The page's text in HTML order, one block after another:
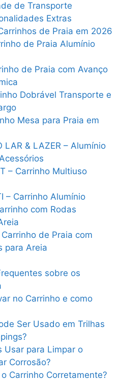
de Transporte
Extras
de Praia em 2026
de Praia Alumínio
de Praia com Avanço
Dobrável Transporte e
Mesa para Praia em
LAR & LAZER – Alumínio
– Carrinho Multiuso
– Carrinho Alumínio
com Rodas
de Praia com
para Areia
sobre os
no Carrinho e como
Ser Usado em Trilhas
Usar para Limpar o
Corrosão?
Carrinho Corretamente?